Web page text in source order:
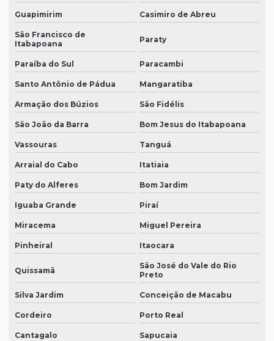
Guapimirim Casimiro de Abreu
São Francisco de
Itabapoana
Paraty
Paraíba do Sul Paracambi
Santo Antônio de Pádua Mangaratiba
Armação dos Búzios São Fidélis
São João da Barra Bom Jesus do Itabapoana
Vassouras Tanguá
Arraial do Cabo Itatiaia
Paty do Alferes Bom Jardim
Iguaba Grande Piraí
Miracema Miguel Pereira
Pinheiral Itaocara
Quissamã
São José do Vale do Rio
Preto
Silva Jardim Conceição de Macabu
Cordeiro Porto Real
Cantagalo Sapucaia